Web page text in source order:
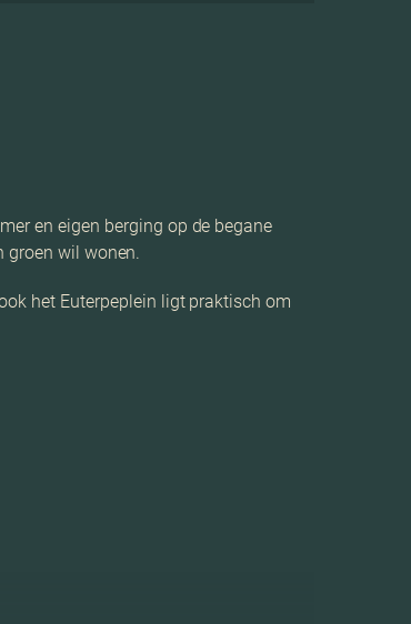
en eigen berging op de begane
groen wil wonen.
het Euterpeplein ligt praktisch om